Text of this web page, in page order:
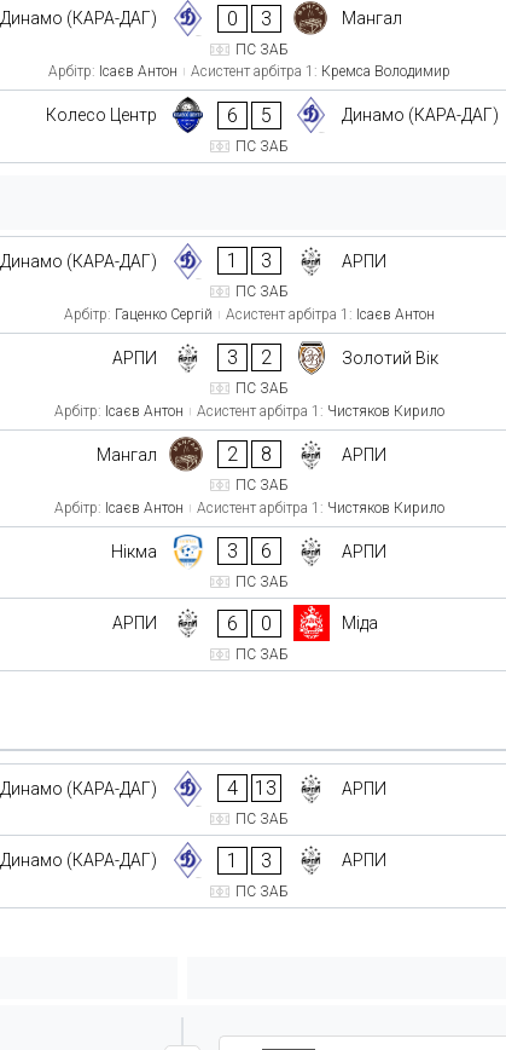
Динамо (КАРА-ДАГ) 0 3 Мангал
ПС ЗАБ
Арбітр: Ісаєв Антон Асистент арбітра 1: Кремса Володимир
Колесо Центр 6 5 Динамо (КАРА-ДАГ)
ПС ЗАБ
Динамо (КАРА-ДАГ) 1 3 АРПИ
ПС ЗАБ
Арбітр: Гаценко Сергій Асистент арбітра 1: Ісаєв Антон
АРПИ 3 2 Золотий Вік
ПС ЗАБ
Арбітр: Ісаєв Антон Асистент арбітра 1: Чистяков Кирило
Мангал 2 8 АРПИ
ПС ЗАБ
Арбітр: Ісаєв Антон Асистент арбітра 1: Чистяков Кирило
Нікма 3 6 АРПИ
ПС ЗАБ
АРПИ 6 0 Міда
ПС ЗАБ
Динамо (КАРА-ДАГ) 4 13 АРПИ
ПС ЗАБ
Динамо (КАРА-ДАГ) 1 3 АРПИ
ПС ЗАБ